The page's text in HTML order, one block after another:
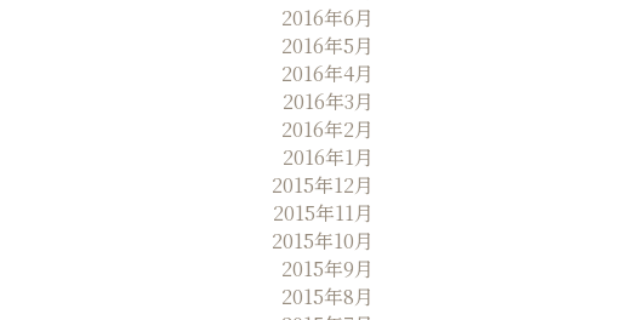
2016年6月
2016年5月
2016年4月
2016年3月
2016年2月
2016年1月
2015年12月
2015年11月
2015年10月
2015年9月
2015年8月